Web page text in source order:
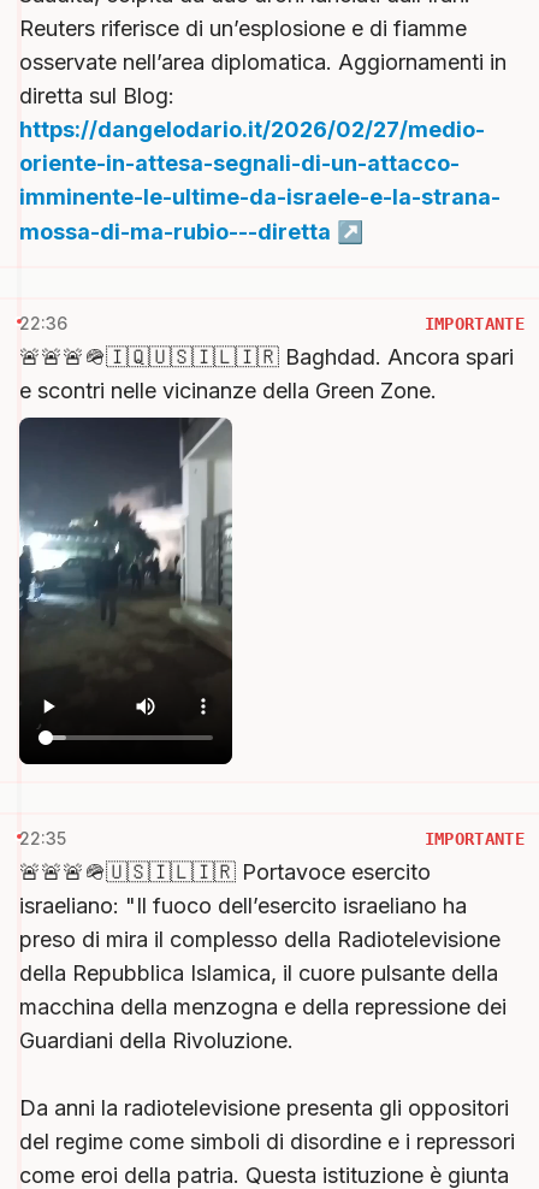
Reuters riferisce di un’esplosione e di fiamme
osservate nell’area diplomatica. Aggiornamenti in
diretta sul Blog:
https://dangelodario.it/2026/02/27/medio-
oriente-in-attesa-segnali-di-un-attacco-
imminente-le-ultime-da-israele-e-la-strana-
mossa-di-ma-rubio---diretta
22:36 IMPORTANTE
🚨🚨🚨🪖🇮🇶🇺🇸🇮🇱🇮🇷 Baghdad. Ancora spari
e scontri nelle vicinanze della Green Zone.
22:35 IMPORTANTE
🚨🚨🚨🪖🇺🇸🇮🇱🇮🇷 Portavoce esercito
israeliano: "Il fuoco dell’esercito israeliano ha
preso di mira il complesso della Radiotelevisione
della Repubblica Islamica, il cuore pulsante della
macchina della menzogna e della repressione dei
Guardiani della Rivoluzione.
Da anni la radiotelevisione presenta gli oppositori
del regime come simboli di disordine e i repressori
come eroi della patria. Questa istituzione è giunta